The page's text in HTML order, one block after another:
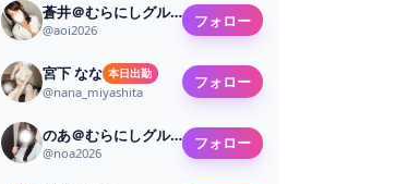
蒼井＠むらにしグループ
@aoi2026 フォロー
宮下 なな 本日出勤
@nana_miyashita
フォロー
のあ＠むらにしグループ
@noa2026 フォロー